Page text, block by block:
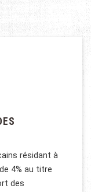
résidant à
4% au titre
des